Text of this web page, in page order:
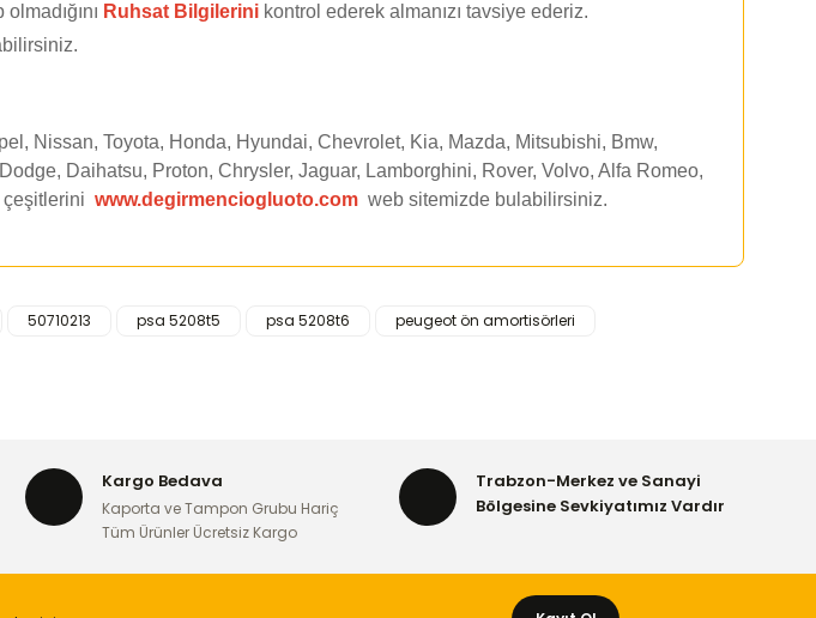
Ruhsat Bilgilerini kontrol ederek almanızı tavsiye ederiz.
Nissan, Toyota, Honda, Hyundai, Chevrolet, Kia, Mazda, Mitsubishi, Bmw,
Daihatsu, Proton, Chrysler, Jaguar, Lamborghini, Rover, Volvo, Alfa Romeo,
çeşitlerini www.degirmenciogluoto.com web sitemizde bulabilirsiniz.
öneri formunu kullanarak tarafımıza iletebilirsiniz.
50710213 psa 5208t5 psa 5208t6
peugeot ön amortisörleri
Kargo Bedava
Kaporta ve Tampon Grubu Hariç
Tüm Ürünler Ücretsiz Kargo
Trabzon-Merkez ve Sanayi
Bölgesine Sevkiyatımız Vardır